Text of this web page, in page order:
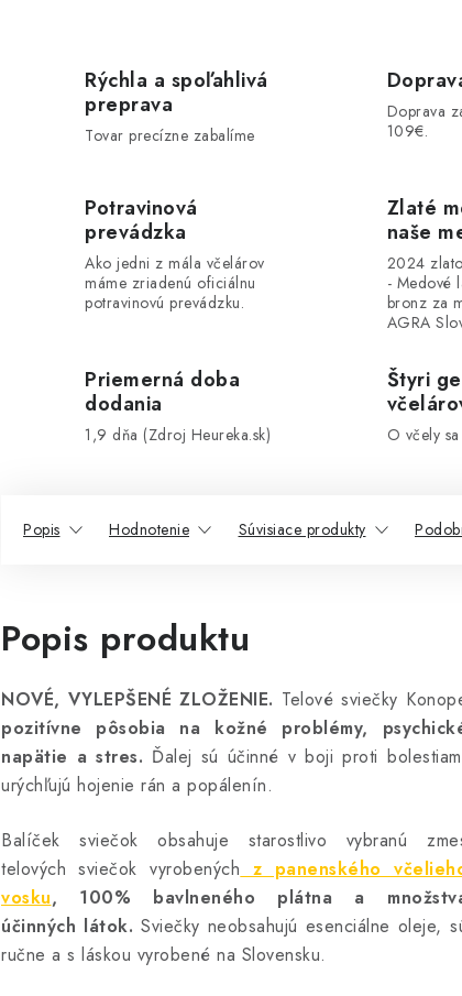
Rýchla a spoľahlivá
preprava
Tovar precízne zabalíme
Doprava
109€.
Potravinová
prevádzka
Ako jedni z mála včelárov
máme zriadenú oficiálnu
potravinovú prevádzku.
Zlaté
naše
2024
- Medové
bronz za
AGRA
Priemerná doba
dodania
1,9 dňa (Zdroj Heureka.sk)
Štyri
O včely
Popis Hodnotenie Súvisiace produkty
Popis produktu
NOVÉ, VYLEPŠENÉ ZLOŽENIE. Telové sviečky
pozitívne pôsobia na kožné problémy,
napätie a stres. Ďalej sú účinné v boji proti
urýchľujú hojenie rán a popálenín.
Balíček sviečok obsahuje starostlivo vybranú
telových sviečok vyrobených z panenského
vosku, 100% bavlneného plátna a
účinných látok. Sviečky neobsahujú esenciálne oleje,
ručne a s láskou vyrobené na Slovensku.